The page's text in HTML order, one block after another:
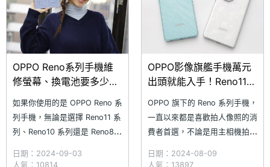
機目前通路
OPPO Reno系列手機維
修螢幕、換電池要多少
錢？通路平均報價整理
(2024.9)
如果你使用的是 OPPO Reno 系
列手機，無論是選擇 Reno11 系
列、Reno10 系列還是 Reno8
目前已經出現螢幕裂痕、刮痕，
日期：2024-09-03
人氣：10814
OPPO影像旗艦手機萬元
出頭就能入手！Reno11
Pro通路最低價格一次看
(2024.8)
OPPO 旗下的 Reno 系列手機，
一直以來都是喜歡拍人像照的消
費者首選，不論是用主相機拍
能隨手捕捉專業級照片，體驗相
日期：2024-08-09
人氣：13897